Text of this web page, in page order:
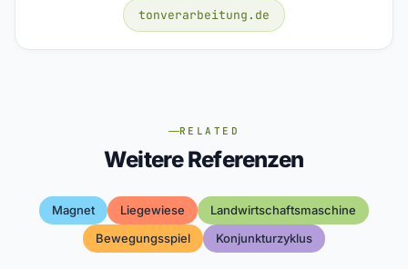
tonverarbeitung.de
RELATED
Weitere Referenzen
Magnet Liegewiese
Landwirtschaftsmaschine
Bewegungsspiel
Konjunkturzyklus